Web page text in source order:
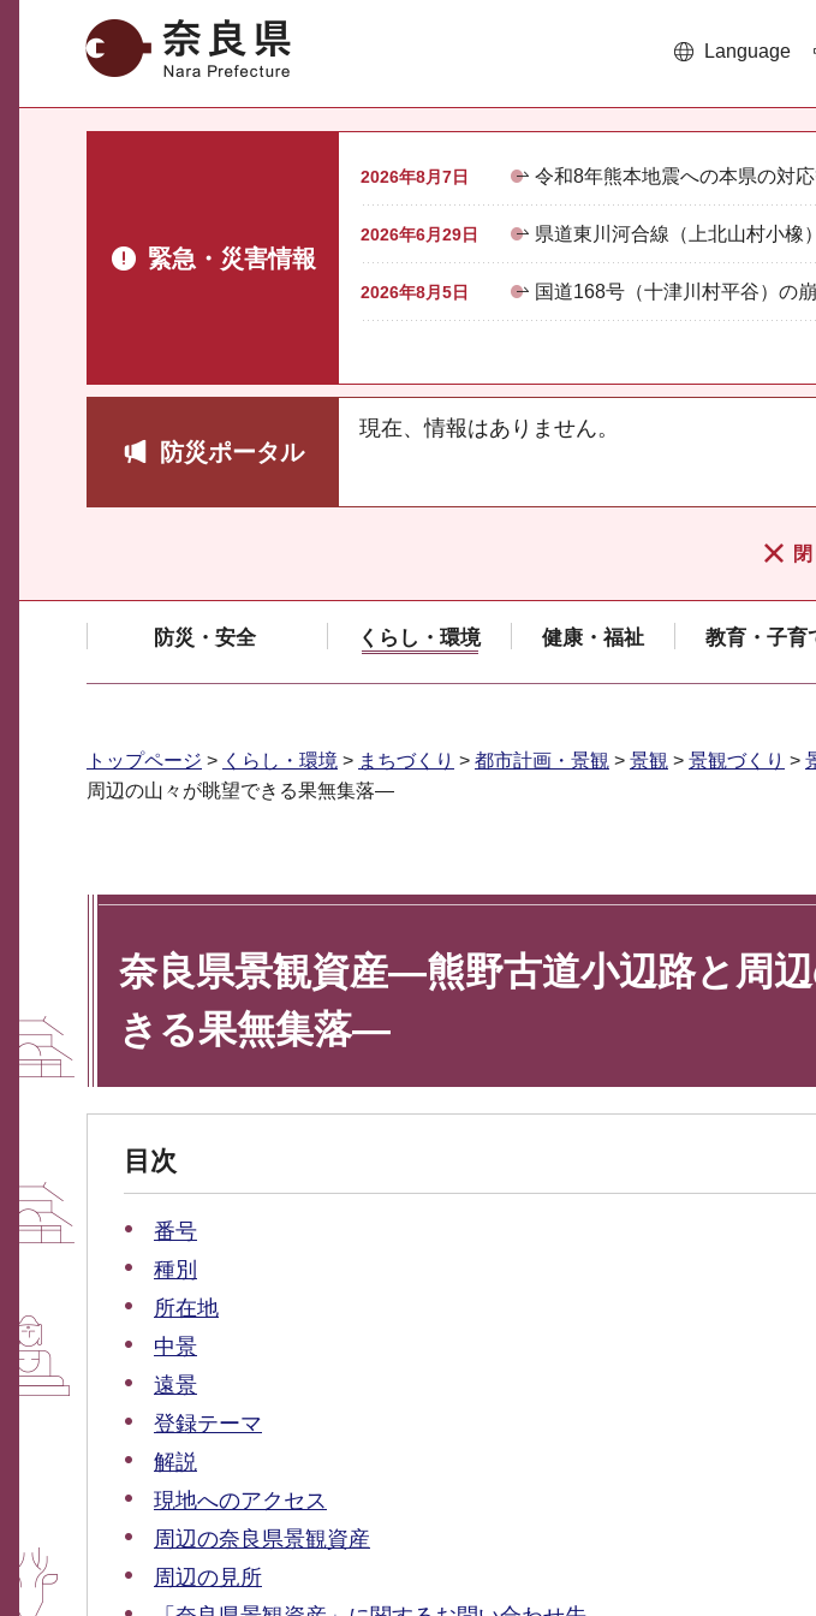
奈良県 Language
緊急・災害情報
2026年8月7日 令和8年熊本地震への本県の対
2026年6月29日 県道東川河合線（上北山村小橡
2026年8月5日 国道168号（十津川村平谷）の
防災ポータル
現在、情報はありません。
防災・安全 くらし・環境 健康・福祉 教育・子育
トップページ > くらし・環境 > まちづくり > 都市計画・景観 > 景観 > 景観づくり >
周辺の山々が眺望できる果無集落―
奈良県景観資産―熊野古道小辺路と周
きる果無集落―
目次
番号
種別
所在地
中景
遠景
登録テーマ
解説
現地へのアクセス
周辺の奈良県景観資産
周辺の見所